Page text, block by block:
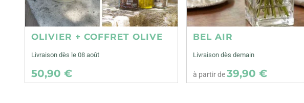
OLIVIER + COFFRET OLIVE
Livraison dès le 08 août
50,90 €
BEL AIR
Livraison dès demain
à partir de39,90 €